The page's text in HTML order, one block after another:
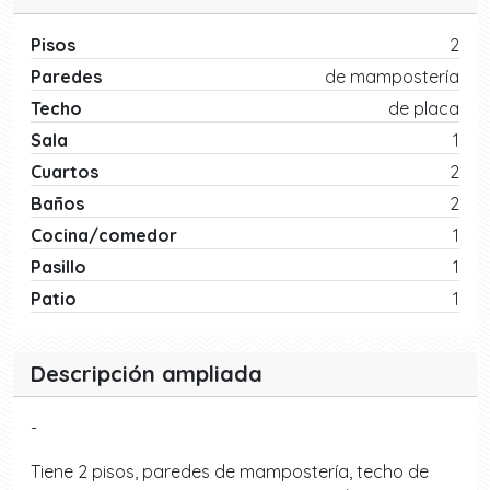
Pisos
2
Paredes
de mampostería
Techo
de placa
Sala
1
Cuartos
2
Baños
2
Cocina/comedor
1
Pasillo
1
Patio
1
Descripción ampliada
-
Tiene 2 pisos, paredes de mampostería, techo de